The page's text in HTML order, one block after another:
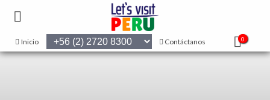
Inicio Contáctanos 0